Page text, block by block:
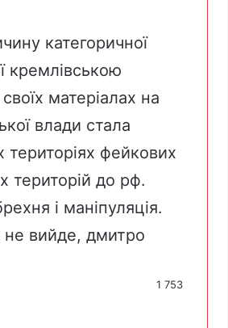
категоричної
кремлівською
матеріалах на
влади стала
фейкових
територій до рф.
і маніпуляція.
не вийде, дмитро
1 753